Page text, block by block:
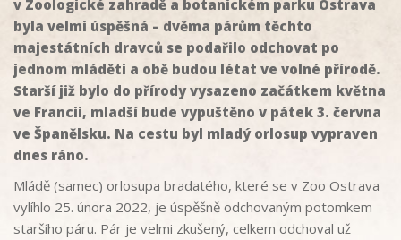
v Zoologické zahradě a botanickém parku Ostrava
byla velmi úspěšná – dvěma párům těchto
majestátních dravců se podařilo odchovat po
jednom mláděti a obě budou létat ve volné přírodě.
Starší již bylo do přírody vysazeno začátkem května
ve Francii, mladší bude vypuštěno v pátek 3. června
ve Španělsku. Na cestu byl mladý orlosup vypraven
dnes ráno.
Mládě (samec) orlosupa bradatého, které se v Zoo Ostrava
vylíhlo 25. února 2022, je úspěšně odchovaným potomkem
staršího páru. Pár je velmi zkušený, celkem odchoval už